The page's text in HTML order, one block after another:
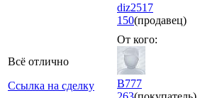
diz2517
150(продавец)
Всё отлично
Ссылка на сделку
От кого:
В777